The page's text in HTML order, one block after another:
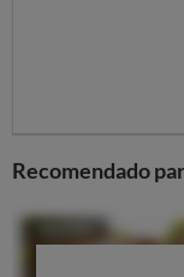
"bombas de
De entrada,
Recomendado